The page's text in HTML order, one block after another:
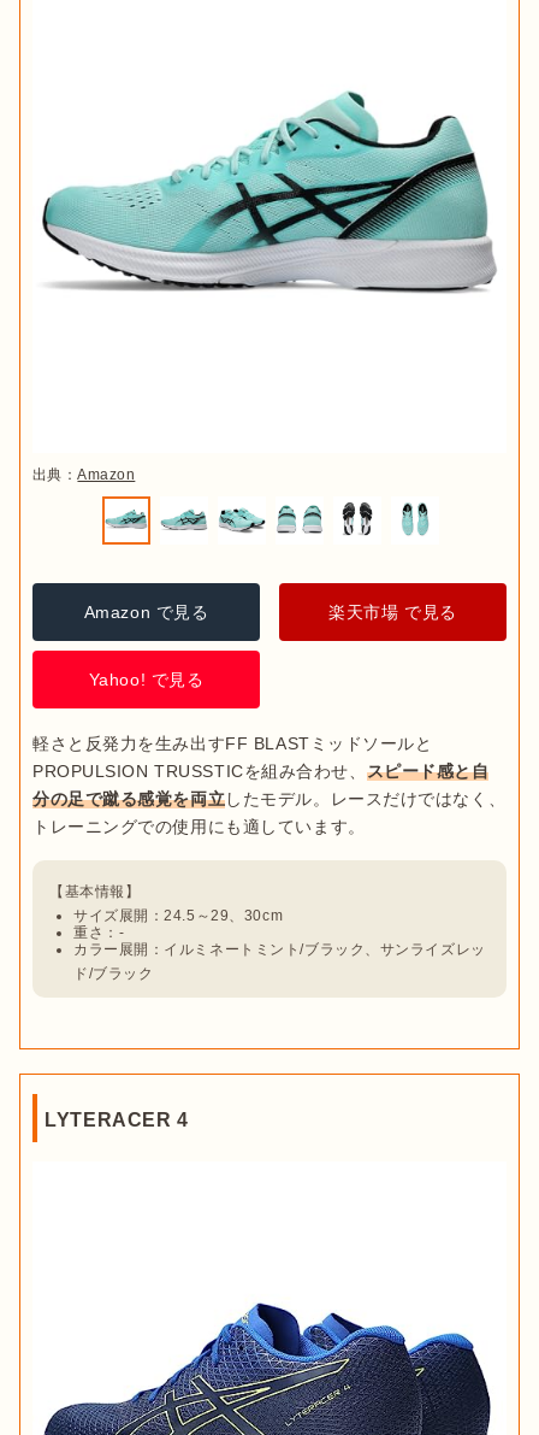
出典：Amazon
Amazon で見る 楽天市場 で見る
Yahoo! で見る
軽さと反発力を生み出すFF BLASTミッドソールと
PROPULSION TRUSSTICを組み合わせ、 スピード感と自
分の足で蹴る感覚を両立したモデル。レースだけではなく、
サイズ展開：24.5～29、30cm
重さ：-
カラー展開：イルミネートミント/ブラック、サンライズレッ
ド/ブラック
LYTERACER 4